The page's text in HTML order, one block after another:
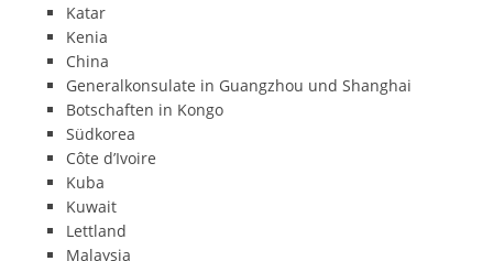
Katar
Kenia
China
Generalkonsulate in Guangzhou und Shanghai
Botschaften in Kongo
Südkorea
Côte d’Ivoire
Kuba
Kuwait
Lettland
Malaysia